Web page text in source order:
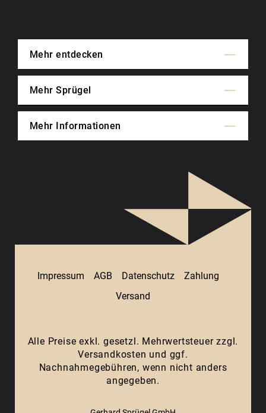
Mehr entdecken
Mehr Sprügel
Mehr Informationen
Impressum AGB Datenschutz
Zahlung
Versand
Alle Preise exkl. gesetzl. Mehrwertsteuer zzgl.
Versandkosten und ggf.
Nachnahmegebühren, wenn nicht anders
angegeben.